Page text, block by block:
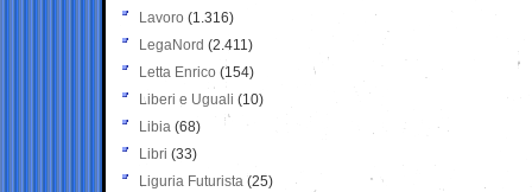
Lavoro (1.316)
LegaNord (2.411)
Letta Enrico (154)
Liberi e Uguali (10)
Libia (68)
Libri (33)
Liguria Futurista (25)